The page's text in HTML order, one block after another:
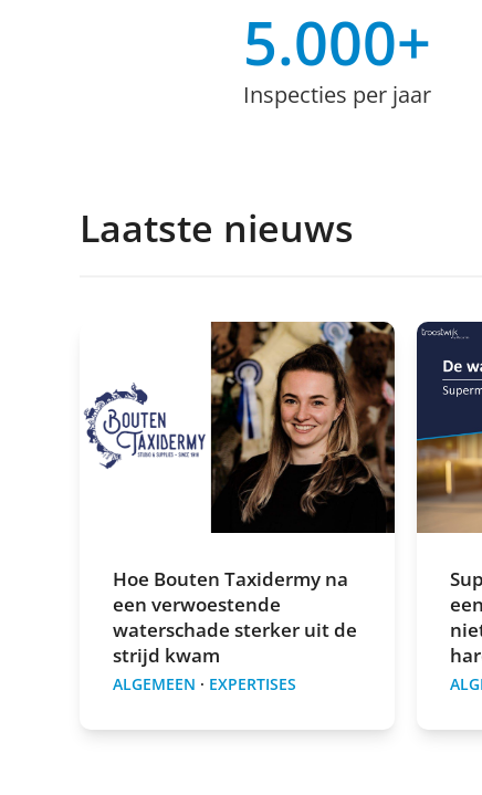
5.000+
Inspecties per jaar
Laatste nieuws
Hoe Bouten Taxidermy na
een verwoestende
waterschade sterker uit de
strijd kwam
ALGEMEEN · EXPERTISES